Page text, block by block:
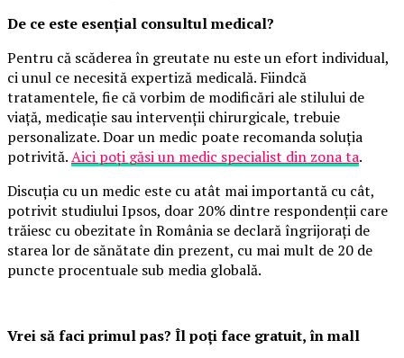
De ce este esențial consultul medical?
Pentru că scăderea în greutate nu este un efort individual,
ci unul ce necesită expertiză medicală. Fiindcă
tratamentele, fie că vorbim de modificări ale stilului de
viață, medicație sau intervenții chirurgicale, trebuie
personalizate. Doar un medic poate recomanda soluția
potrivită.Aici poți găsi un medic specialist din zona ta.
Discuția cu un medic este cu atât mai importantă cu cât,
potrivit studiului Ipsos, doar 20% dintre respondenții care
trăiesc cu obezitate în România se declară îngrijorați de
starea lor de sănătate din prezent, cu mai mult de 20 de
puncte procentuale sub media globală.
Vrei să faci primul pas? Îl poți face gratuit, în mall